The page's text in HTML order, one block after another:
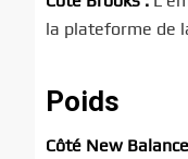
la plateforme de
Poids
Côté New